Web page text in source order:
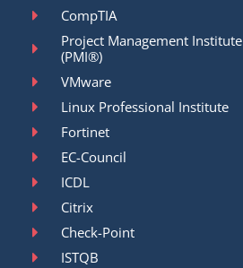
CompTIA
Project Management Institute
(PMI®)
VMware
Linux Professional Institute
Fortinet
EC-Council
ICDL
Citrix
Check-Point
ISTQB